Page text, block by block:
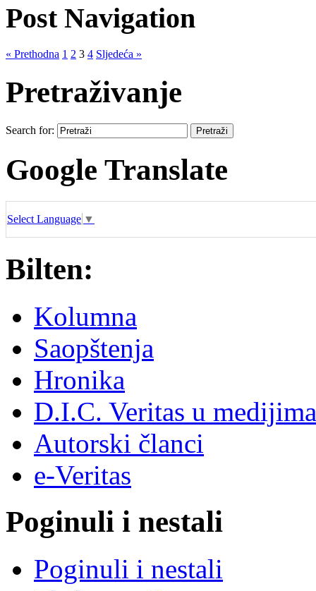
Post Navigation
« Prethodna 1 2 3 4 Sljedeća »
Pretraživanje
Search for:
Google Translate
Select Language ▼
Bilten:
Kolumna
Saopštenja
Hronika
D.I.C. Veritas u medijima
Autorski članci
e-Veritas
Poginuli i nestali
Poginuli i nestali